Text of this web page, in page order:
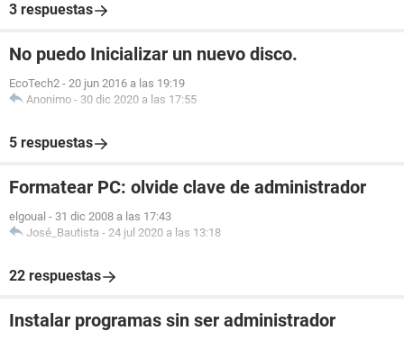
3 respuestas
No puedo Inicializar un nuevo disco.
EcoTech2 - 20 jun 2016 a las 19:19
Anonimo - 30 dic 2020 a las 17:55
5 respuestas
Formatear PC: olvide clave de administrador
elgoual - 31 dic 2008 a las 17:43
José_Bautista - 24 jul 2020 a las 13:18
22 respuestas
Instalar programas sin ser administrador